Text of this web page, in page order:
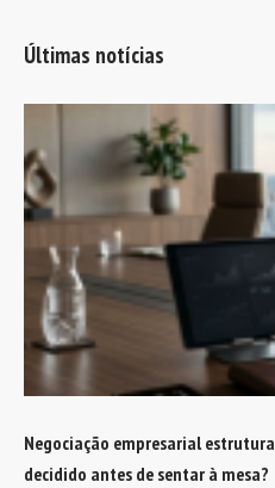
Últimas notícias
Negociação empresarial
decidido antes de sentar à mesa?